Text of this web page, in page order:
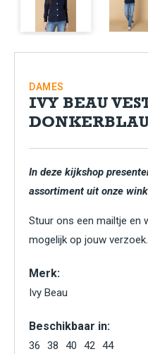
DAMES
IVY BEAU
In deze kijkshop
assortiment uit onze
Stuur ons een mailtje en
mogelijk op jouw verzoek.
Merk:
Ivy Beau
Beschikbaar in:
36 38 40 42 44